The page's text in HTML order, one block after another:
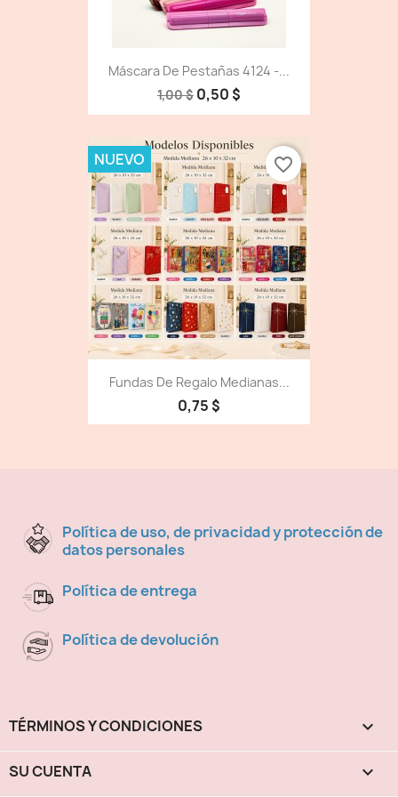
Máscara De Pestañas 4124 -...
1,00 $ 0,50 $
Fundas De Regalo Medianas...
0,75 $
NUEVO favorite_border
Política de uso, de privacidad y protección de
datos personales
Política de entrega
Política de devolución
TÉRMINOS Y CONDICIONES 
SU CUENTA 